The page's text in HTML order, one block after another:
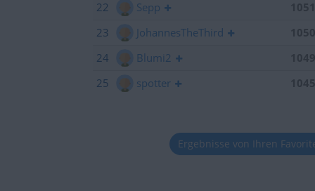
22
Sepp
23
JohannesTheThird
24
Blumi2
25
spotter
Ergebnisse von Ihren